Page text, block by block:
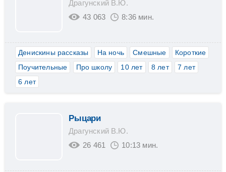
Драгунский В.Ю.
43 063
8:36 мин.
Денискины рассказы На ночь Смешные
Короткие
Поучительные
Про школу 10 лет 8 лет
7 лет
6 лет
Рыцари
Драгунский В.Ю.
26 461
10:13 мин.